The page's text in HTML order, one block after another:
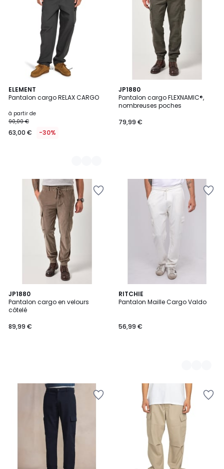
ELEMENT
Pantalon cargo RELAX CARGO
à partir de
90,00 €
63,00 € -30%
4
Couleurs
JP1880
Pantalon cargo FLEXNAMIC®,
nombreuses poches
79,99 €
JP1880
Pantalon cargo en velours
côtelé
89,99 €
RITCHIE
Pantalon Maille Cargo Valdo
56,99 €
2
Couleurs